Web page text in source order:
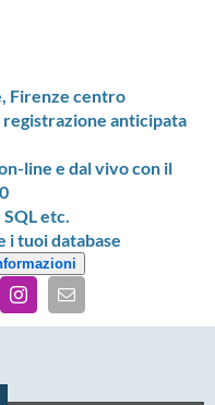
Firenze centro
anticipata
line e dal vivo con il
etc.
i tuoi database